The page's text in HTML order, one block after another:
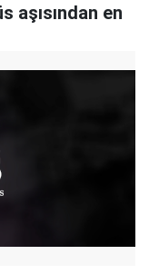
aşısından en